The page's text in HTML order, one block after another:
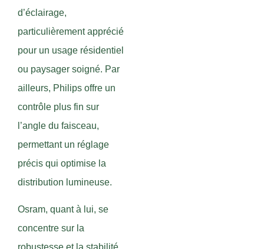
d’éclairage,
particulièrement apprécié
pour un usage résidentiel
ou paysager soigné. Par
ailleurs, Philips offre un
contrôle plus fin sur
l’angle du faisceau,
permettant un réglage
précis qui optimise la
distribution lumineuse.
Osram, quant à lui, se
concentre sur la